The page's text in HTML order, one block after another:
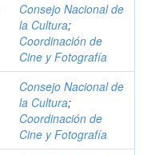
Consejo Nacional de
la Cultura;
Coordinación de
Cine y Fotografía
Consejo Nacional de
la Cultura;
Coordinación de
Cine y Fotografía